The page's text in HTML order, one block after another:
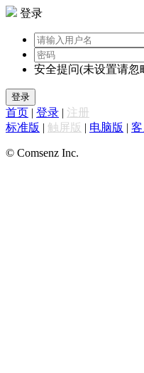
登录
安全提问(未设置请忽
登录
首页 | 登录 | 注册
标准版 | 触屏版 | 电脑版 |
© Comsenz Inc.